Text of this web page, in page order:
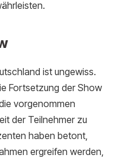
ist ungewiss.
Fortsetzung der Show
vorgenommen
der Teilnehmer zu
haben betont,
ergreifen werden,